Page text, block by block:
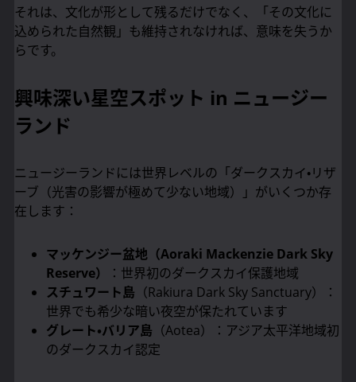
それは、文化が形として残るだけでなく、「その文化に
込められた自然観」も維持されなければ、意味を失うか
らです。
興味深い星空スポット in ニュージー
ランド
ニュージーランドには世界レベルの「ダークスカイ・リザ
ーブ（光害の影響が極めて少ない地域）」がいくつか存
在します：
マッケンジー盆地（Aoraki Mackenzie Dark Sky
Reserve）
：世界初のダークスカイ保護地域
スチュワート島 （Rakiura Dark Sky Sanctuary）：
世界でも希少な暗い夜空が保たれています
グレート・バリア島 （Aotea）：アジア太平洋地域初
のダークスカイ認定